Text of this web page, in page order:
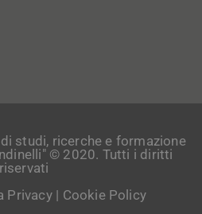
studi, ricerche e formazione
© 2020. Tutti i diritti
riservati
Privacy| Cookie Policy